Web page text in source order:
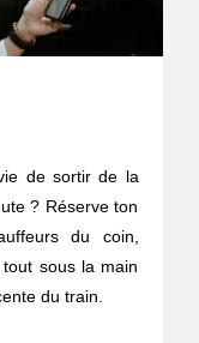
de sortir de la
? Réserve ton
du coin,
sous la main
du train.